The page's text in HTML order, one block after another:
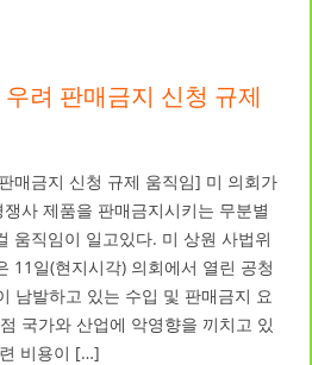
려 판매금지 신청 규제
매금지 신청 규제 움직임] 미 의회가
사 제품을 판매금지시키는 무분별
움직임이 일고있다. 미 상원 사법위
11일(현지시각) 의회에서 열린 공청
남발하고 있는 수입 및 판매금지 요
국가와 산업에 악영향을 끼치고 있
비용이 […]